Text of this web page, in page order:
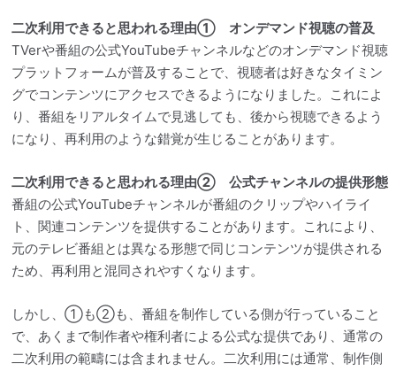
二次利用できると思われる理由① オンデマンド視聴の普及
TVerや番組の公式YouTubeチャンネルなどのオンデマンド視聴
プラットフォームが普及することで、視聴者は好きなタイミン
グでコンテンツにアクセスできるようになりました。これによ
り、番組をリアルタイムで見逃しても、後から視聴できるよう
になり、再利用のような錯覚が生じることがあります。
二次利用できると思われる理由② 公式チャンネルの提供形態
番組の公式YouTubeチャンネルが番組のクリップやハイライ
ト、関連コンテンツを提供することがあります。これにより、
元のテレビ番組とは異なる形態で同じコンテンツが提供される
ため、再利用と混同されやすくなります。
しかし、①も②も、番組を制作している側が行っていること
で、あくまで制作者や権利者による公式な提供であり、通常の
二次利用の範疇には含まれません。二次利用には通常、制作側